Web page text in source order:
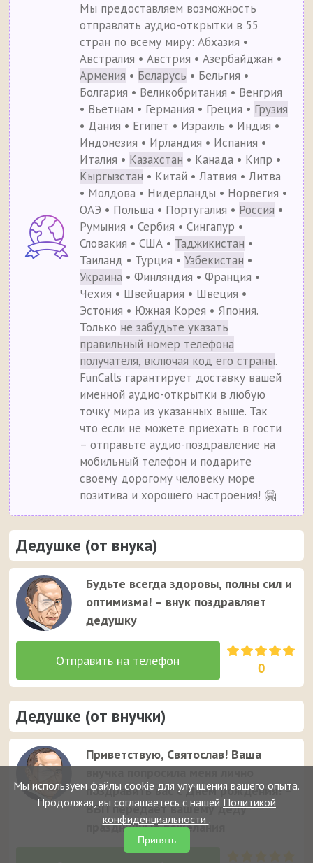
Мы предоставляем возможность
отправлять аудио-открытки в 55
стран по всему миру: Абхазия •
Австралия • Австрия • Азербайджан •
Армения • Беларусь • Бельгия •
Болгария • Великобритания • Венгрия
• Вьетнам • Германия • Греция • Грузия
• Дания • Египет • Израиль • Индия •
Индонезия • Ирландия • Испания •
Италия • Казахстан • Канада • Кипр •
Кыргызстан • Китай • Латвия • Литва
• Молдова • Нидерланды • Норвегия •
ОАЭ • Польша • Португалия • Россия •
Румыния • Сербия • Сингапур •
Словакия • США • Таджикистан •
Таиланд • Турция •Узбекистан •
Украина • Финляндия • Франция •
Чехия • Швейцария • Швеция •
Эстония • Южная Корея • Япония.
Только не забудьте указать
правильный номер телефона
получателя, включая код его страны.
FunCalls гарантирует доставку вашей
именной аудио-открытки в любую
точку мира из указанных выше. Так
что если не можете приехать в гости
– отправьте аудио-поздравление на
мобильный телефон и подарите
своему дорогому человеку море
позитива и хорошего настроения! 🤗
Дедушке (от внука)
Будьте всегда здоровы, полны сил и
оптимизма! – внук поздравляет
дедушку
0
Дедушке (от внучки)
Приветствую, Святослав! Ваша
поздравить вас с Днем рождения! –
ВВП передаёт вашему деду
праздничные пожелания
Мы используем файлы cookie для улучшения вашего опыта.
Продолжая, вы соглашаетесь с нашей Политикой
конфиденциальности .
Принять